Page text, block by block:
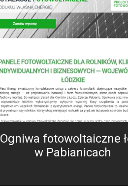
Ogniwa fotowoltaiczne
w Pabianicach